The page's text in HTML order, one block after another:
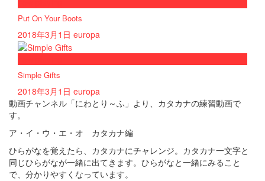
Put On Your Boots
2018年3月1日 europa
Simple Gifts
2018年3月1日 europa
動画チャンネル「にわとり～ふ」より、カタカナの練習動画で
す。
ア・イ・ウ・エ・オ カタカナ編
ひらがなを覚えたら、カタカナにチャレンジ。カタカナ一文字と
同じひらがなが一緒に出てきます。ひらがなと一緒にみること
で、分かりやすくなっています。